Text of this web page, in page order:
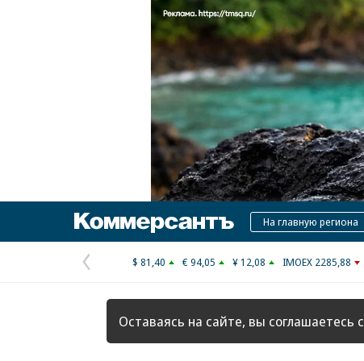
КоммерсантъНа главную региона
Предыдущая
страница
$ 81,40 € 94,05 ¥ 12,08 IMOEX 2285,88
Оставаясь на сайте, вы соглашаетесь с